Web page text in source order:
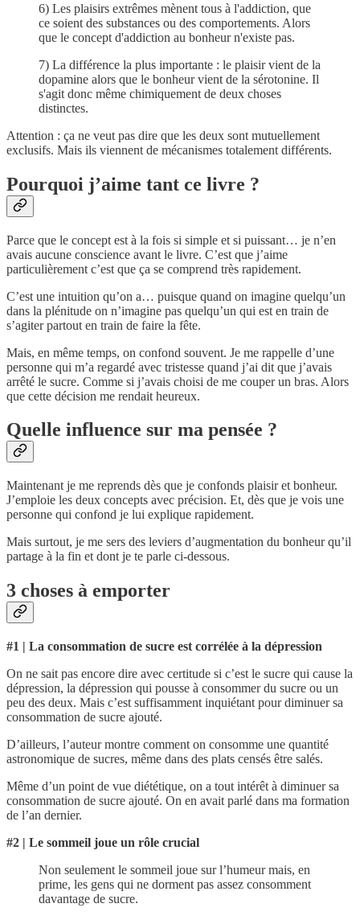
6) Les plaisirs extrêmes mènent tous à l'addiction, que
ce soient des substances ou des comportements. Alors
que le concept d'addiction au bonheur n'existe pas.
7) La différence la plus importante : le plaisir vient de la
dopamine alors que le bonheur vient de la sérotonine. Il
s'agit donc même chimiquement de deux choses
distinctes.
Attention : ça ne veut pas dire que les deux sont mutuellement
exclusifs. Mais ils viennent de mécanismes totalement différents.
Pourquoi j’aime tant ce livre ?
Parce que le concept est à la fois si simple et si puissant… je n’en
avais aucune conscience avant le livre. C’est que j’aime
particulièrement c’est que ça se comprend très rapidement.
C’est une intuition qu’on a… puisque quand on imagine quelqu’un
dans la plénitude on n’imagine pas quelqu’un qui est en train de
s’agiter partout en train de faire la fête.
Mais, en même temps, on confond souvent. Je me rappelle d’une
personne qui m’a regardé avec tristesse quand j’ai dit que j’avais
arrêté le sucre. Comme si j’avais choisi de me couper un bras. Alors
que cette décision me rendait heureux.
Quelle influence sur ma pensée ?
Maintenant je me reprends dès que je confonds plaisir et bonheur.
J’emploie les deux concepts avec précision. Et, dès que je vois une
personne qui confond je lui explique rapidement.
Mais surtout, je me sers des leviers d’augmentation du bonheur qu’il
partage à la fin et dont je te parle ci-dessous.
3 choses à emporter
#1 | La consommation de sucre est corrélée à la dépression
On ne sait pas encore dire avec certitude si c’est le sucre qui cause la
dépression, la dépression qui pousse à consommer du sucre ou un
peu des deux. Mais c’est suffisamment inquiétant pour diminuer sa
consommation de sucre ajouté.
D’ailleurs, l’auteur montre comment on consomme une quantité
astronomique de sucres, même dans des plats censés être salés.
Même d’un point de vue diététique, on a tout intérêt à diminuer sa
consommation de sucre ajouté. On en avait parlé dans ma formation
de l’an dernier.
#2 | Le sommeil joue un rôle crucial
Non seulement le sommeil joue sur l’humeur mais, en
prime, les gens qui ne dorment pas assez consomment
davantage de sucre.